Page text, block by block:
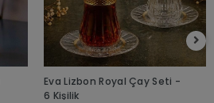
Eva Lizbon Royal Çay Seti -
6 Kişilik